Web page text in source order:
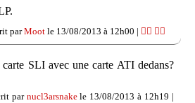
parMoot le 13/08/2013 à 12h00 | 👍🏽 👎🏽
SLI avec une carte ATI dedans?
parnucl3arsnakele 13/08/2013 à 12h19 |